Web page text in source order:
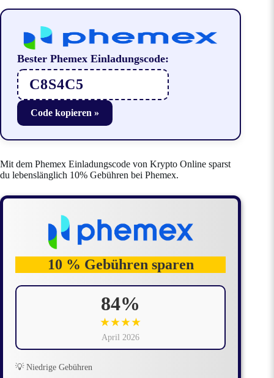
Bester Phemex Einladungscode:
C8S4C5
Code kopieren »
Mit dem Phemex Einladungscode von Krypto Online sparst
du lebenslänglich 10% Gebühren bei Phemex.
10 % Gebühren sparen
84%
★★★★
April 2026
💡 Niedrige Gebühren